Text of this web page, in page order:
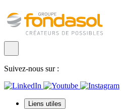
Suivez-nous sur :
Liens utiles